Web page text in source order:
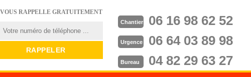
RAPPELLE GRATUITEMENT
Chantier 06 16 98 62 52
Urgence 06 64 03 89 98
Bureau 04 82 29 63 27